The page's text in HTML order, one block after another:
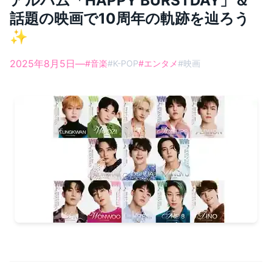
話題の映画で10周年の軌跡を辿ろう
✨
2025年8月5日—#音楽#K-POP#エンタメ#映画